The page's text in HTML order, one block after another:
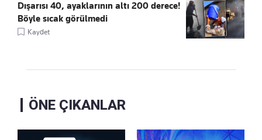
Dışarısı 40, ayaklarının altı 200 derece!
Böyle sıcak görülmedi
Kaydet
ÖNE ÇIKANLAR